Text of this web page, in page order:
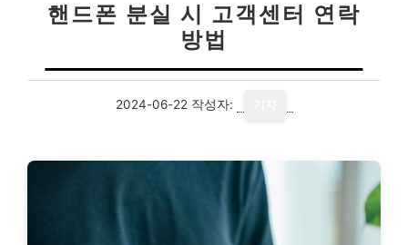
핸드폰 분실 시 고객센터 연락
방법
2024-06-22 작성자: